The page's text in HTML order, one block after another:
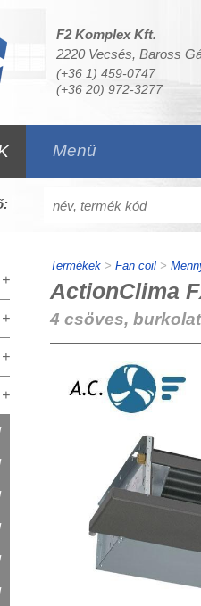
F2 Komplex Kft.
2220 Vecsés, Baross
(+36 1) 459-0747
(+36 20) 972-3277
Menü
Termékek> Fan coil>
ActionClima
4 csöves,